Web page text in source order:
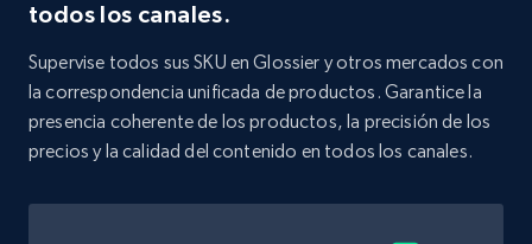
Target - Discover products by specified
URL, Product id, Title, Product description,
Rating, Reviews count, Initial price, Discount,
and more.
todos los canales.
Supervise todos sus SKU en Glossier y otros mercados con
la correspondencia unificada de productos. Garantice la
presencia coherente de los productos, la precisión de los
precios y la calidad del contenido en todos los canales.